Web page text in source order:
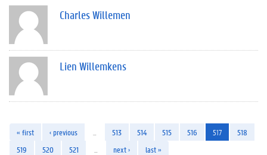
Charles Willemen
Lien Willemkens
« first ‹ previous 513 514 515 516 517
518
519
520 521 next › last »